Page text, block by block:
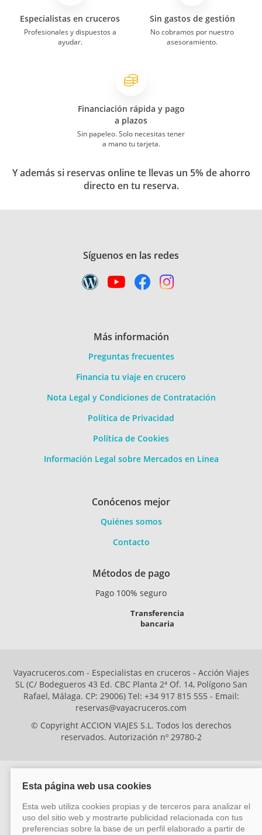
Especialistas en cruceros
Profesionales y dispuestos a
ayudar.
Sin gastos de gestión
No cobramos por nuestro
asesoramiento.
Financiación rápida y pago
a plazos
Sin papeleo. Solo necesitas tener
a mano tu tarjeta.
Y además si reservas online te llevas un 5% de ahorro
directo en tu reserva.
Síguenos en las redes
Más información
Preguntas frecuentes
Financia tu viaje en crucero
Nota Legal y Condiciones de Contratación
Política de Privacidad
Política de Cookies
Información Legal sobre Mercados en Línea
Conócenos mejor
Quiénes somos
Contacto
Métodos de pago
Pago 100% seguro
Transferencia
bancaria
Vayacruceros.com - Especialistas en cruceros - Acción Viajes
SL (C/ Bodegueros 43 Ed. CBC Planta 2ª Of. 14, Polígono San
Rafael, Málaga. CP: 29006) Tel: +34 917 815 555 - Email:
reservas@vayacruceros.com
© Copyright ACCION VIAJES S.L. Todos los derechos
reservados. Autorización nº 29780-2
ACCION VIAJES SL ha sido beneficiaria del Fondo Europeo de Desarrollo